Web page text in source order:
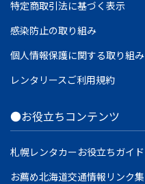
特定商取引法に基づく表示
感染防止の取り組み
個人情報保護に関する取り組み
レンタリースご利用規約
●お役立ちコンテンツ
札幌レンタカーお役立ちガイド
お薦め北海道交通情報リンク集